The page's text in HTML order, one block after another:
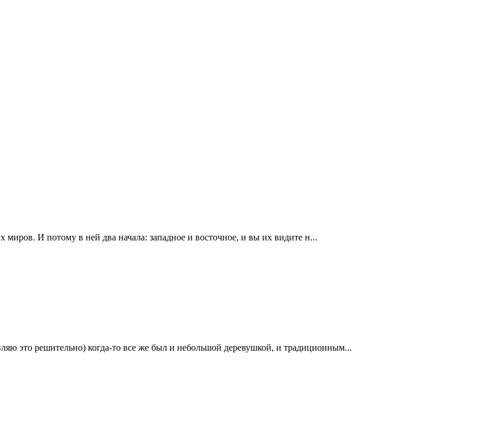
И потому в ней два начала: западное и восточное, и вы их видите н...
это решительно) когда-то все же был и небольшой деревушкой, и традиционным...